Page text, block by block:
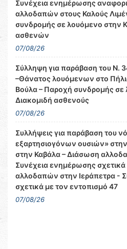
Συνέχεια ενημέρωσης
αλλοδαπών στους Καλούς
συνδρομής σε λουόμενο στην
ασθενών
07/08/26
Σύλληψη για παράβαση του Ν.
–Θάνατος λουόμενων στο
Βούλα – Παροχή συνδρομής σε
Διακομιδή ασθενούς
07/08/26
Συλλήψεις για παράβαση του
εξαρτησιογόνων ουσιών»
στην Καβάλα – Διάσωση
Συνέχεια ενημέρωσης
αλλοδαπών στην Ιεράπετρα -
σχετικά με τον εντοπισμό 47
07/08/26